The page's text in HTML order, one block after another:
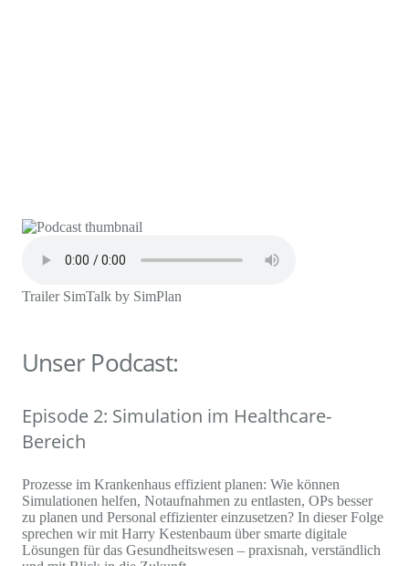
Trailer SimTalk by SimPlan
Unser Podcast:
Episode 2: Simulation im Healthcare-
Bereich
Prozesse im Krankenhaus effizient planen: Wie können
Simulationen helfen, Notaufnahmen zu entlasten, OPs besser
zu planen und Personal effizienter einzusetzen? In dieser Folge
sprechen wir mit Harry Kestenbaum über smarte digitale
Lösungen für das Gesundheitswesen – praxisnah, verständlich